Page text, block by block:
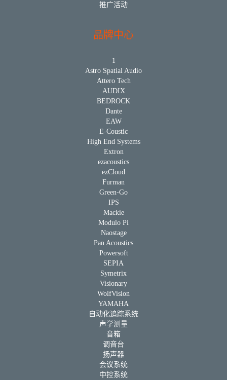
推广活动
品牌中心
1
Astro Spatial Audio
Attero Tech
AUDIX
BEDROCK
Dante
EAW
E-Coustic
High End Systems
Extron
ezacoustics
ezCloud
Furman
Green-Go
IPS
Mackie
Modulo Pi
Naostage
Pan Acoustics
Powersoft
SEPIA
Symetrix
Visionary
WolfVision
YAMAHA
自动化追踪系统
声学测量
音箱
调音台
扬声器
会议系统
中控系统